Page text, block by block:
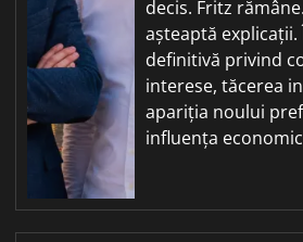
decis. Fritz
așteaptă
definitivă privind
interese, tăcerea
apariția noului
influența